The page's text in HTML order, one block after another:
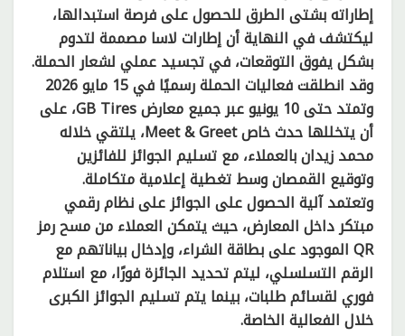
إطاراته بشتى الطرق للحصول على فرصة استبدالها،
ليكتشف في النهاية أن إطارات لاسا مصممة لتدوم
بشكل يفوق التوقعات، في تجسيد عملي لشعار الحملة.
وقد انطلقت فعاليات الحملة رسميًا في 15 مايو 2026
وتمتد حتى 10 يونيو عبر جميع معارض GB Tires، على
أن يتخللها حدث خاص Meet & Greet، يلتقي خلاله
محمد زيدان بالعملاء، مع تسليم الجوائز للفائزين
وتوقيع القمصان وسط تغطية إعلامية متكاملة.
وتعتمد آلية الحصول على الجوائز على نظام رقمي
مبتكر داخل المعارض، حيث يتمكن العملاء من مسح رمز
QR الموجود على بطاقة الشراء، وإدخال بياناتهم مع
الرقم التسلسلي، ليتم تحديد الجائزة فورًا، مع استلام
فوري لقسائم طلبات، بينما يتم تسليم الجوائز الكبرى
خلال الفعالية الخاصة.